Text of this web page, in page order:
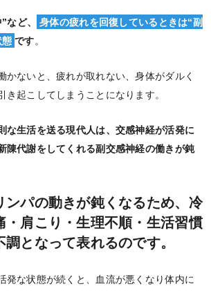
など、
身体の疲れを回復しているときは“副
態 です。
かないと、疲れが取れない、身体がダルく
き起こしてしまうことになります。
な生活を送る現代人は、交感神経が活発に
陳代謝をしてくれる副交感神経の働きが鈍
ンパの動きが鈍くなるため、冷
・肩こり・生理不順・生活習慣
となって表れるのです。
発な状態が続くと、血流が悪くなり体内に